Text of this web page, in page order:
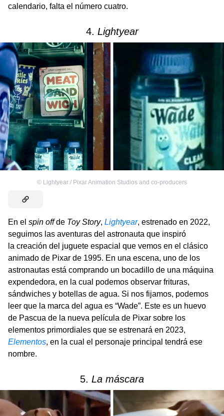
calendario, falta el número cuatro.
4. Lightyear
© Lightyear / Pixar Animation Studios and co-producers
En el spin offde Toy Story, Lightyear, estrenado en 2022,
seguimos las aventuras del astronauta que inspiró
la creación del juguete espacial que vemos en el clásico
animado de Pixar de 1995. En una escena, uno de los
astronautas está comprando un bocadillo de una máquina
expendedora, en la cual podemos observar frituras,
sándwiches y botellas de agua. Si nos fijamos, podemos
leer que la marca del agua es “Wade”. Este es un huevo
de Pascua de la nueva película de Pixar sobre los
elementos primordiales que se estrenará en 2023,
Elementos, en la cual el personaje principal tendrá ese
nombre.
5. La máscara